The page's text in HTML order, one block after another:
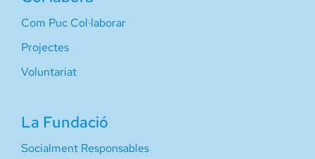
Com Puc Col·laborar
Projectes
Voluntariat
La Fundació
Socialment Responsables